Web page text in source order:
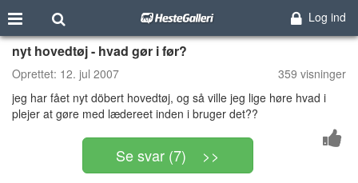
Log ind
nyt hovedtøj - hvad gør i før?
Oprettet: 12. jul 2007
359 visninger
jeg har fået nyt döbert hovedtøj, og så ville jeg lige høre hvad i
plejer at gøre med lædereet inden i bruger det??
Se svar (7) >>